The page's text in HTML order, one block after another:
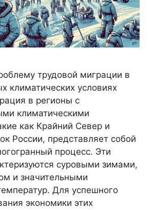
трудовой миграции в
климатических условиях
в регионы с
климатическими
как Крайний Север и
России, представляет собой
процесс. Эти
суровыми зимами,
и значительными
Для успешного
экономики этих